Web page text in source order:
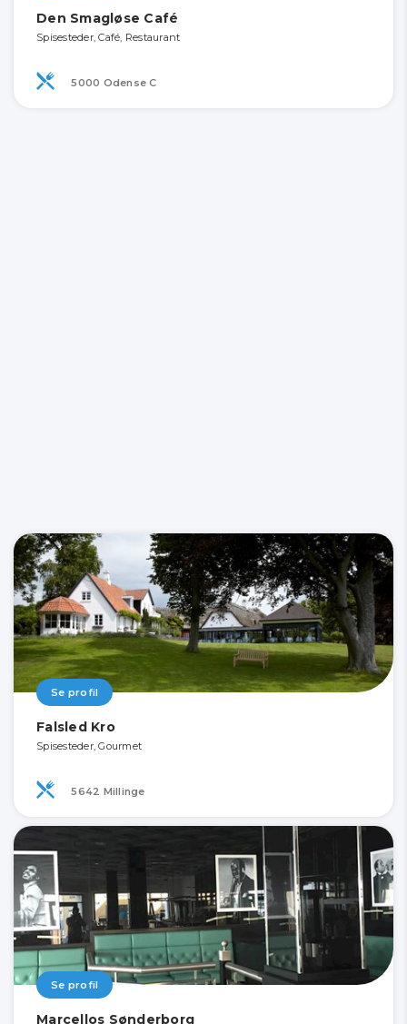
Den Smagløse Café
Spisesteder, Café, Restaurant
5000 Odense C
Se profil
Falsled Kro
Spisesteder, Gourmet
5642 Millinge
Se profil
Marcellos Sønderborg